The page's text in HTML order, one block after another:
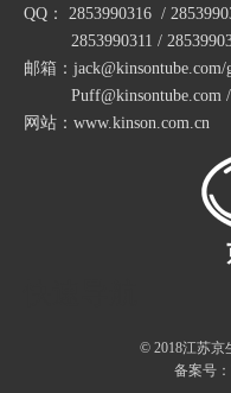
QQ： 2853990316 /
2853990311 /
邮箱：jack@kinsontube.com/
Puff@kinsontube.com /
网站：www.kinson.com.cn
© 2018江苏京
备案号：